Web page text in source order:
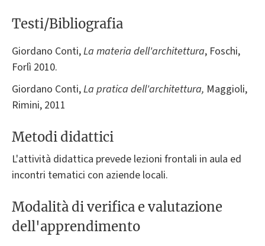
Testi/Bibliografia
Giordano Conti,La materia dell'architettura, Foschi,
Forlì 2010.
Giordano Conti,La pratica dell'architettura, Maggioli,
Rimini, 2011
Metodi didattici
L'attività didattica prevede lezioni frontali in aula ed
incontri tematici con aziende locali.
Modalità di verifica e valutazione
dell'apprendimento